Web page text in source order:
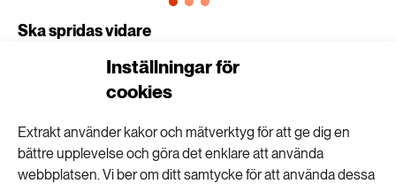
Inställningar för
cookies
Extrakt använder kakor och mätverktyg för att ge dig en
bättre upplevelse och göra det enklare att använda
webbplatsen. Vi ber om ditt samtycke för att använda dessa
Ska spridas vidare
På sikt är tanken att forskningsresultaten ska
resultera i serieproduktion av cirkulära kök. Redan
bostadsutvecklare planerar att installera det nya
köket i sina hyresrätter.